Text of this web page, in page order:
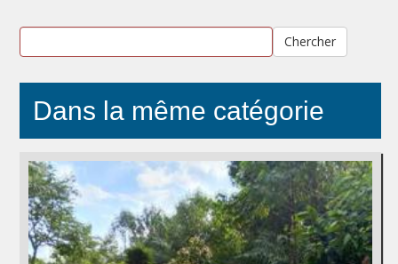
Chercher
Dans la même catégorie